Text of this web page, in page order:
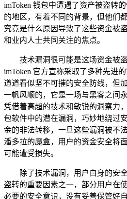
imToken 钱包中遭遇了资产被盗转
的地区，有着不同的背景，但他们
究竟是什么原因导致了这些资金被
和业内人士共同关注的焦点。
技术漏洞很可能是这场资金被
imToken 官方宣称采取了多种先进
道道看似坚不可摧的安全防线，但
一帆风顺的，它是一场与黑客之间
凭借着高超的技术和敏锐的洞察力
包软件中的潜在漏洞，巧妙地绕过
金的非法转移，一旦这些漏洞被不
潘多拉的魔盒，用户的资金安全将
可能遭受损失。
除了技术漏洞，用户自身的安
盗转的重要因素之一，部分用户在
必要的安全意识，没有妥善保管好